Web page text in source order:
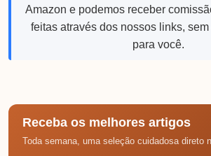
Amazon e podemos receber
feitas através dos nossos links, sem
para você.
Receba os melhores artigos
Toda semana, uma seleção cuidadosa direto